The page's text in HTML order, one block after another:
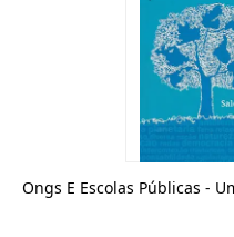
Ongs E Escolas Públicas -